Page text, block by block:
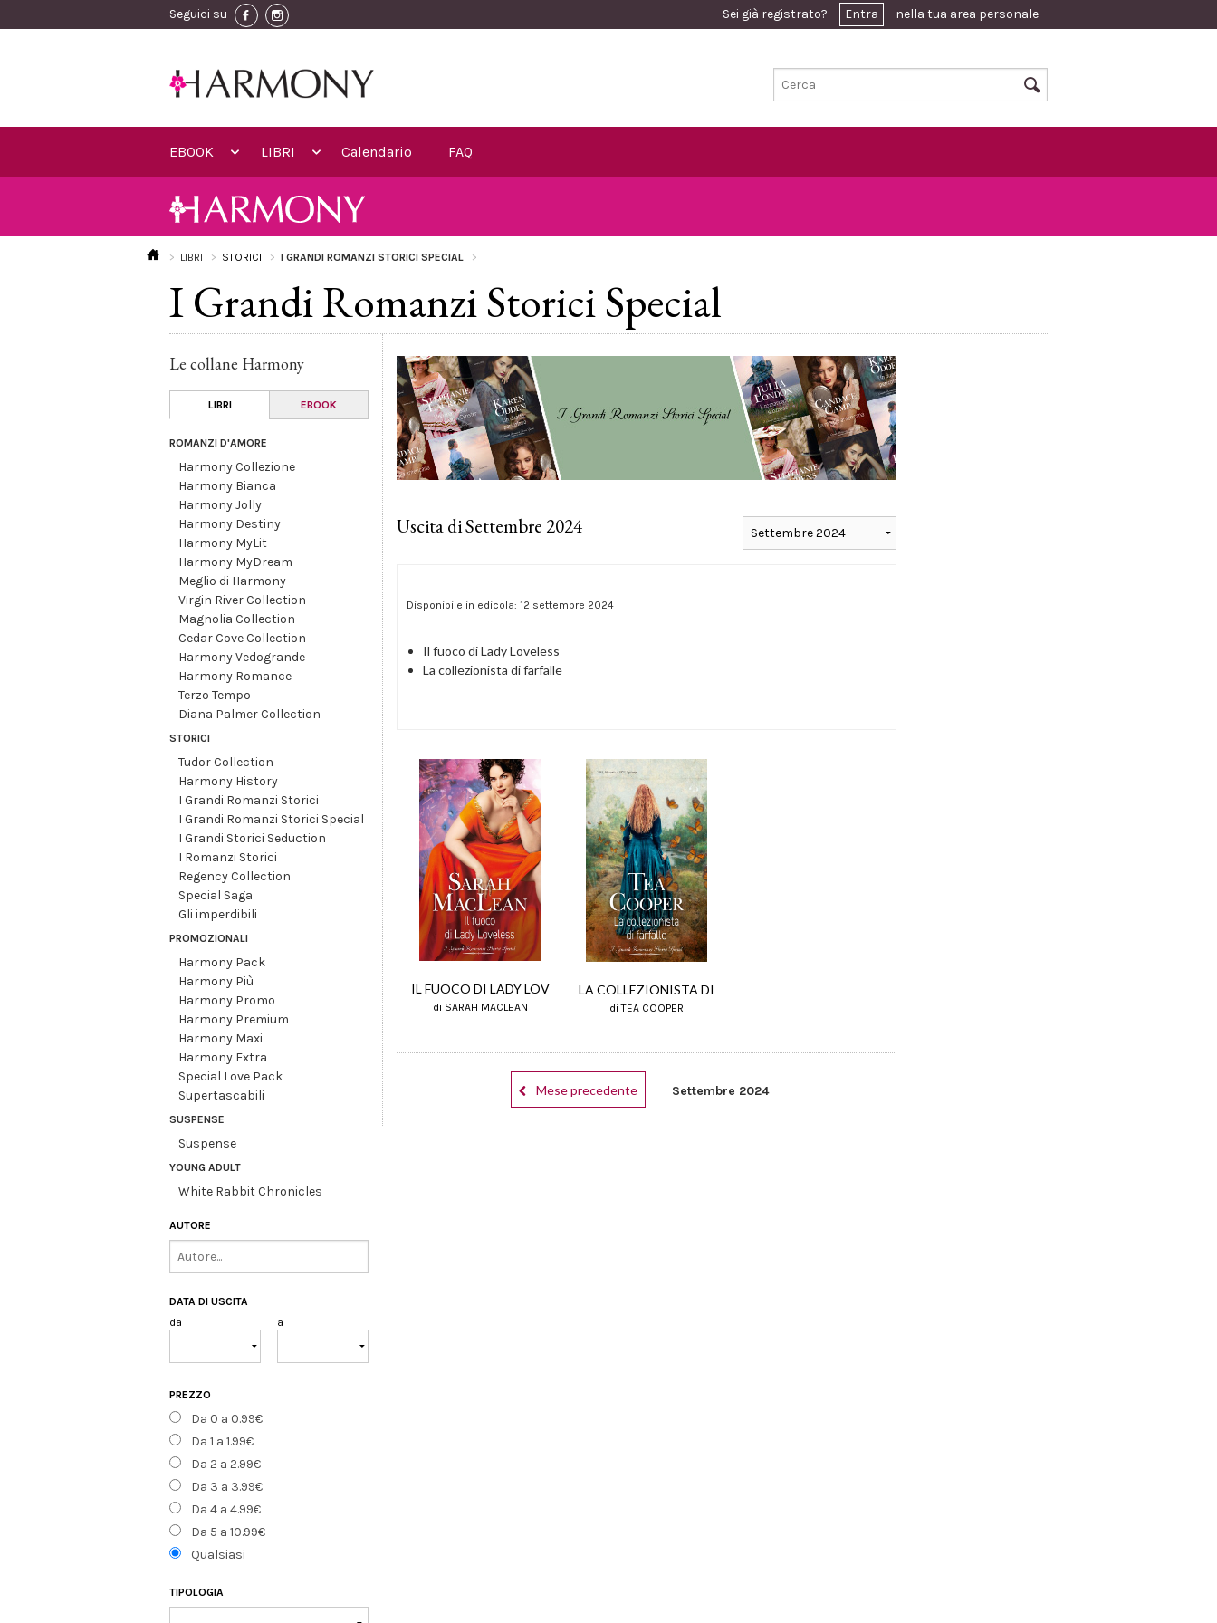
Seguici su Sei già registrato? Entra nella tua area personale
EBOOK LIBRI Calendario FAQ
LIBRI STORICI I GRANDI ROMANZI STORICI SPECIAL
I Grandi Romanzi Storici Special
Le collane Harmony
LIBRI EBOOK
ROMANZI D'AMORE
Harmony Collezione
Harmony Bianca
Harmony Jolly
Harmony Destiny
Harmony MyLit
Harmony MyDream
Meglio di Harmony
Virgin River Collection
Magnolia Collection
Cedar Cove Collection
Harmony Vedogrande
Harmony Romance
Terzo Tempo
Diana Palmer Collection
STORICI
Tudor Collection
Harmony History
I Grandi Romanzi Storici
I Grandi Romanzi Storici Special
I Grandi Storici Seduction
I Romanzi Storici
Regency Collection
Special Saga
Gli imperdibili
PROMOZIONALI
Harmony Pack
Harmony Più
Harmony Promo
Harmony Premium
Harmony Maxi
Harmony Extra
Special Love Pack
Supertascabili
SUSPENSE
Suspense
YOUNG ADULT
White Rabbit Chronicles
AUTORE
DATA DI USCITA
da
a
PREZZO
Da 0 a 0.99€
Da 1 a 1.99€
Da 2 a 2.99€
Da 3 a 3.99€
Da 4 a 4.99€
Da 5 a 10.99€
Qualsiasi
TIPOLOGIA
Uscita di Settembre 2024
Disponibile in edicola: 12 settembre 2024
Il fuoco di Lady Loveless
La collezionista di farfalle
IL FUOCO DI LADY LOV
di SARAH MACLEAN
LA COLLEZIONISTA DI
di TEA COOPER
Mese precedente Settembre 2024